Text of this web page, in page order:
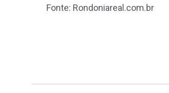
Fonte: Rondoniareal.com.br